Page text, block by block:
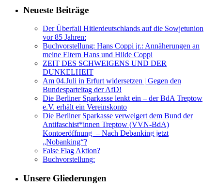
Neueste Beiträge
Der Überfall Hitlerdeutschlands auf die Sowjetunion
vor 85 Jahren:
Buchvorstellung: Hans Coppi jr.: Annäherungen an
meine Eltern Hans und Hilde Coppi
ZEIT DES SCHWEIGENS UND DER
DUNKELHEIT
Am 04.Juli in Erfurt widersetzen | Gegen den
Bundesparteitag der AfD!
Die Berliner Sparkasse lenkt ein – der BdA Treptow
e.V. erhält ein Vereinskonto
Die Berliner Sparkasse verweigert dem Bund der
Antifaschist*innen Treptow (VVN-BdA)
Kontoeröffnung – Nach Debanking jetzt
„Nobanking“?
False Flag Aktion?
Buchvorstellung:
Unsere Gliederungen